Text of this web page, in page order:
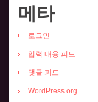
메타
로그인
입력 내용 피드
댓글 피드
WordPress.org